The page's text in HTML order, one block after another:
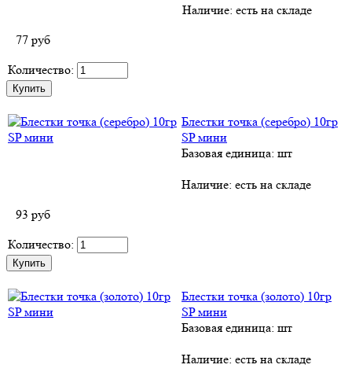
Наличие: есть на складе
77 руб
Количество:
Блестки точка (серебро) 10гр
SP мини
Базовая единица: шт
Наличие: есть на складе
93 руб
Количество:
Блестки точка (золото) 10гр
SP мини
Базовая единица: шт
Наличие: есть на складе